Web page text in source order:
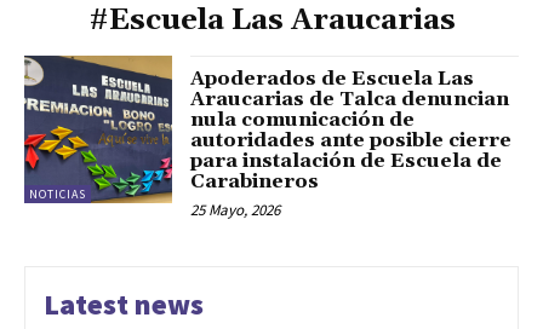
#Escuela Las Araucarias
NOTICIAS
Apoderados de Escuela Las
Araucarias de Talca denuncian
nula comunicación de
autoridades ante posible cierre
para instalación de Escuela de
Carabineros
25 Mayo, 2026
Latest news